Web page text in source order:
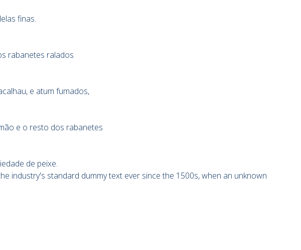
finas.
rabanetes ralados
e atum fumados,
e o resto dos rabanetes
de peixe.
industry's standard dummy text ever since the 1500s, when an unknown